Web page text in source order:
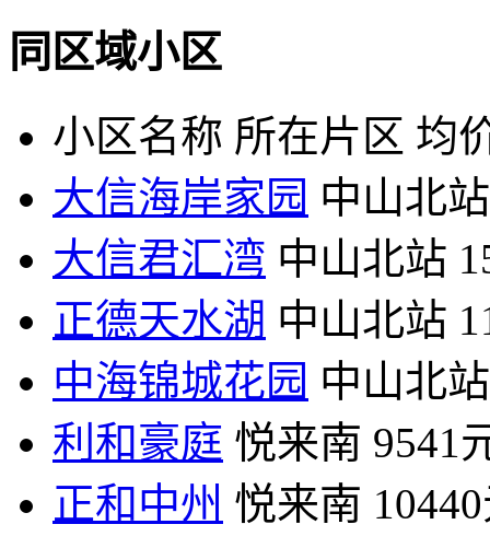
同区域小区
小区名称 所在片区 均
大信海岸家园 中山北站
大信君汇湾 中山北站
正德天水湖 中山北站
中海锦城花园 中山北站
利和豪庭 悦来南 9541
正和中州 悦来南